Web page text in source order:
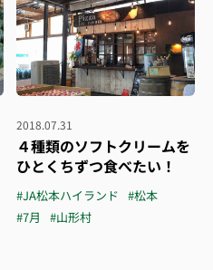
2018.07.31
４種類のソフトクリームを
ひとくちずつ食べたい！
#JA松本ハイランド #松本
#7月
#山形村